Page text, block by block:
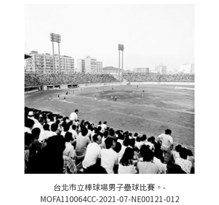
台北市立棒球場男子壘球比賽。-
MOFA110064CC-2021-07-NE00121-012